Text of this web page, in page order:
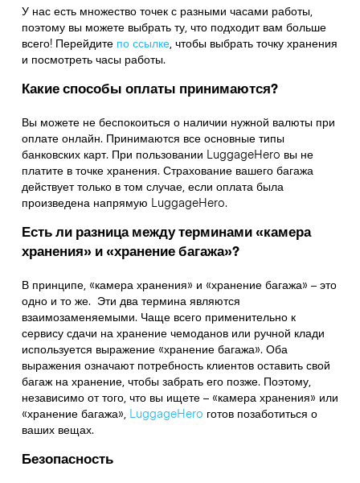
У нас есть множество точек с разными часами работы,
поэтому вы можете выбрать ту, что подходит вам больше
всего! Перейдите по ссылке, чтобы выбрать точку хранения
и посмотреть часы работы.
Какие способы оплаты принимаются?
Вы можете не беспокоиться о наличии нужной валюты при
оплате онлайн. Принимаются все основные типы
банковских карт. При пользовании LuggageHero вы не
платите в точке хранения. Страхование вашего багажа
действует только в том случае, если оплата была
произведена напрямую LuggageHero.
Есть ли разница между терминами «камера
хранения» и «хранение багажа»?
В принципе, «камера хранения» и «хранение багажа» – это
одно и то же. Эти два термина являются
взаимозаменяемыми. Чаще всего применительно к
сервису сдачи на хранение чемоданов или ручной клади
используется выражение «хранение багажа». Оба
выражения означают потребность клиентов оставить свой
багаж на хранение, чтобы забрать его позже. Поэтому,
независимо от того, что вы ищете – «камера хранения» или
«хранение багажа»,LuggageHero готов позаботиться о
ваших вещах.
Безопасность